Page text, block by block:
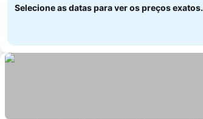
Selecione as datas para ver os preços exatos.